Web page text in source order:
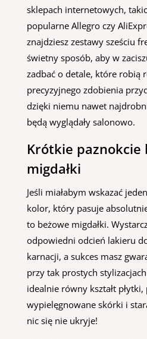
sklepach internetowych,
popularne Allegro czy
znajdziesz zestawy sześciu
świetny sposób, aby w
zadbać o detale, które robią
precyzyjnego zdobienia
dzięki niemu nawet
będą wyglądały salonowo.
Krótkie paznokcie
migdałki
Jeśli miałabym wskazać
kolor, który pasuje
to beżowe migdałki.
odpowiedni odcień lakieru
karnacji, a sukces masz
przy tak prostych
idealnie równy kształt
wypielęgnowane skórki i
nic się nie ukryje!